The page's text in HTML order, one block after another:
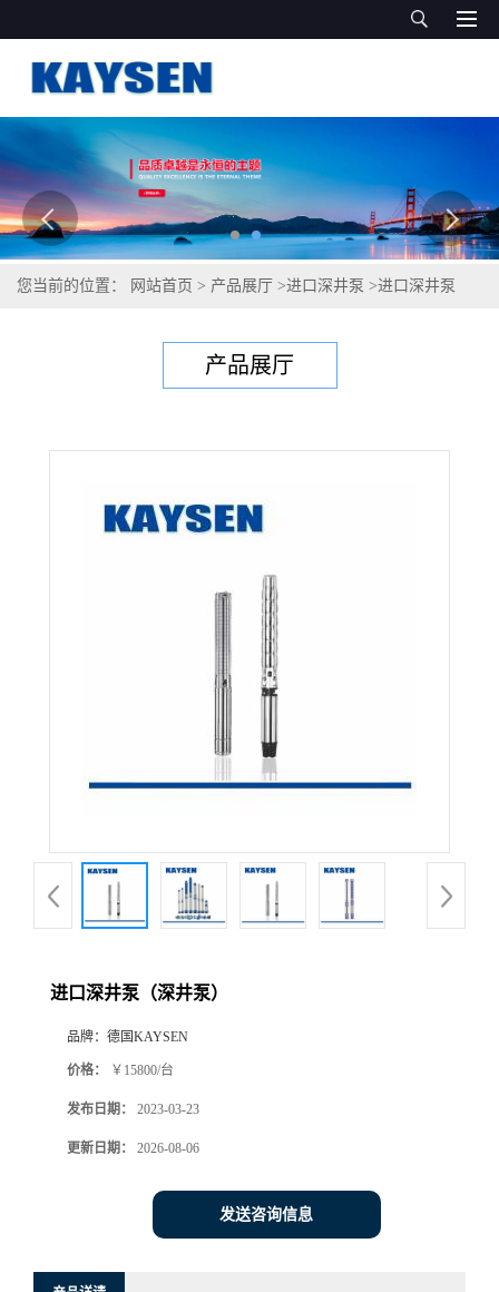
您当前的位置： 网站首页 > 产品展厅 >进口深井泵 >进口深井泵
产品展厅
进口深井泵（深井泵）
品牌： 德国KAYSEN
价格： ￥15800/台
发布日期： 2023-03-23
更新日期： 2026-08-06
发送咨询信息